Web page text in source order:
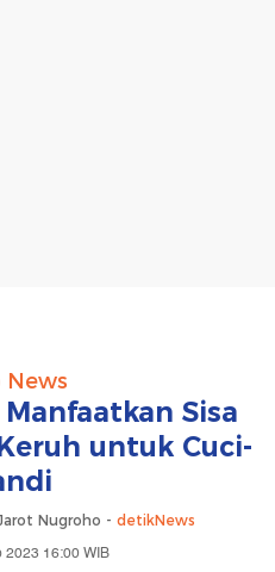
News
Sisa
untuk Cuci-
Nugroho - detikNews
2023 16:00 WIB